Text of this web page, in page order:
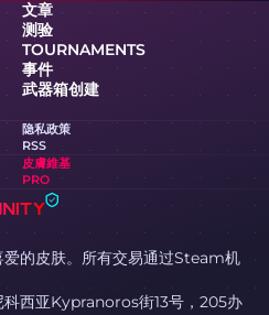
文章
测验
TOURNAMENTS
事件
武器箱创建
隐私政策
RSS
皮膚維基
PRO
的皮肤。所有交易通过Steam机
西亚Kypranoros街13号，205办